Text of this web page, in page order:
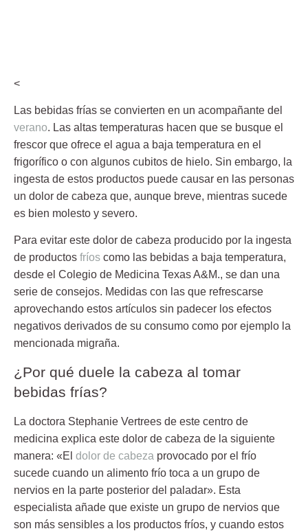
<
Las bebidas frías se convierten en un acompañante del
verano. Las altas temperaturas hacen que se busque el
frescor que ofrece el agua a baja temperatura en el
frigorífico o con algunos cubitos de hielo. Sin embargo, la
ingesta de estos productos puede causar en las personas
un dolor de cabeza que, aunque breve, mientras sucede
es bien molesto y severo.
Para evitar este dolor de cabeza producido por la ingesta
de productos fríos como las bebidas a baja temperatura,
desde el Colegio de Medicina Texas A&M., se dan una
serie de consejos. Medidas con las que refrescarse
aprovechando estos artículos sin padecer los efectos
negativos derivados de su consumo como por ejemplo la
mencionada migraña.
¿Por qué duele la cabeza al tomar
bebidas frías?
La doctora Stephanie Vertrees de este centro de
medicina explica este dolor de cabeza de la siguiente
manera: «El dolor de cabeza provocado por el frío
sucede cuando un alimento frío toca a un grupo de
nervios en la parte posterior del paladar». Esta
especialista añade que existe un grupo de nervios que
son más sensibles a los productos fríos, y cuando estos